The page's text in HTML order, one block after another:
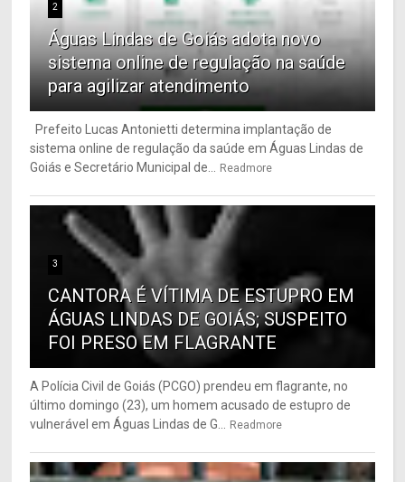
2
Águas Lindas de Goiás adota novo
sistema online de regulação na saúde
para agilizar atendimento
Prefeito Lucas Antonietti determina implantação de
sistema online de regulação da saúde em Águas Lindas de
Goiás e Secretário Municipal de...
Readmore
3
CANTORA É VÍTIMA DE ESTUPRO EM
ÁGUAS LINDAS DE GOIÁS; SUSPEITO
FOI PRESO EM FLAGRANTE
A Polícia Civil de Goiás (PCGO) prendeu em flagrante, no
último domingo (23), um homem acusado de estupro de
vulnerável em Águas Lindas de G...
Readmore